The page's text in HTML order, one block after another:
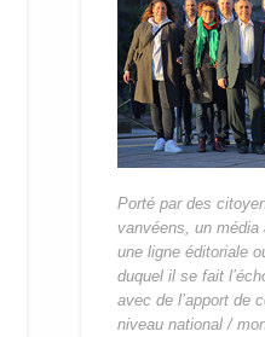
Porté par des
vanvéens, un
une ligne éditoriale
duquel il se fait
avec de l’apport de
niveau national /